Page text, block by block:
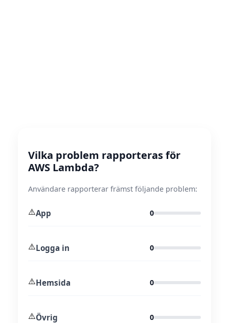
Vilka problem rapporteras för
AWS Lambda?
Användare rapporterar främst följande problem:
⚠️App 0
⚠️Logga in 0
⚠️Hemsida 0
⚠️Övrig 0